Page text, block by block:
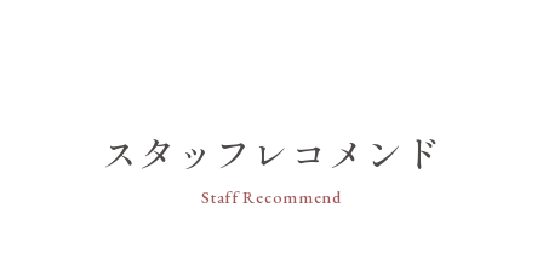
スタッフレコメンド
Staff Recommend